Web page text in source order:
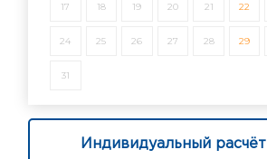
17 18 19 20 21 22
24 25 26 27 28 29
31
Индивидуальный расчёт